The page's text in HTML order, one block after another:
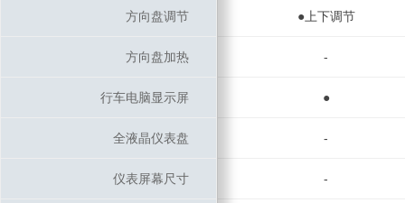
方向盘调节 ●上下调节
方向盘加热 -
行车电脑显示屏 ●
全液晶仪表盘 -
仪表屏幕尺寸 -
方向盘调节
方向盘加热
行车电脑显示屏
全液晶仪表盘
仪表屏幕尺寸